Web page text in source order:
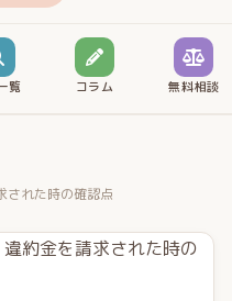
覧 コラム 無料相談
された時の確認点